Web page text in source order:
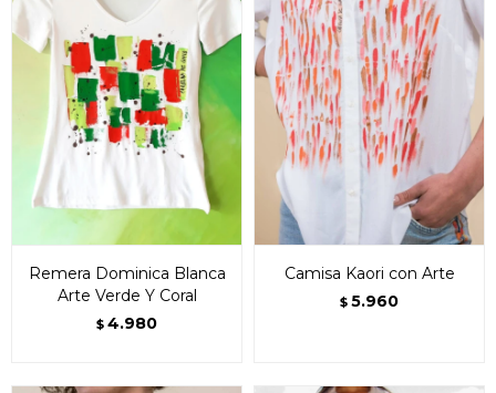
Remera Dominica Blanca
Arte Verde Y Coral
$ 4.980
Camisa Kaori con Arte
$ 5.960